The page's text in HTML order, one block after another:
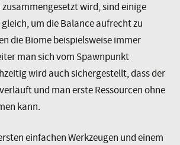
wird, sind einige
um die Balance aufrecht zu
die Biome beispielsweise immer
man sich vom Spawnpunkt
wird auch sichergestellt, dass der
und man erste Ressourcen ohne
kann.
einfachen Werkzeugen und einem